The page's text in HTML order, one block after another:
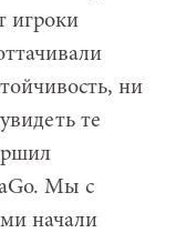
игроки
ни
те
Мы с
начали